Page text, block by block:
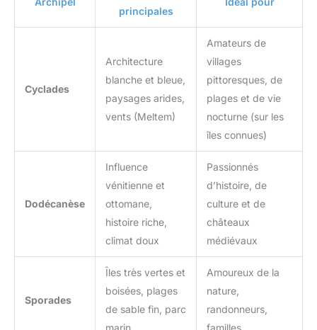
principales
Cyclades
Architecture
blanche et bleue,
paysages arides,
vents (Meltem)
Amateurs de
villages
pittoresques, de
plages et de vie
nocturne (sur les
îles connues)
Dodécanèse
Influence
vénitienne et
ottomane,
histoire riche,
climat doux
Passionnés
d’histoire, de
culture et de
châteaux
médiévaux
Sporades
Îles très vertes et
boisées, plages
de sable fin, parc
Amoureux de la
nature,
randonneurs,